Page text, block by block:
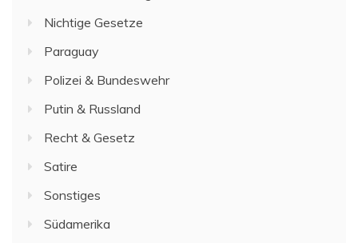
Nichtige Gesetze
Paraguay
Polizei & Bundeswehr
Putin & Russland
Recht & Gesetz
Satire
Sonstiges
Südamerika